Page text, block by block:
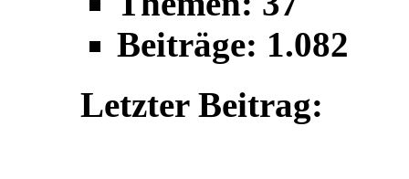
Beiträge: 1.082
Letzter Beitrag: